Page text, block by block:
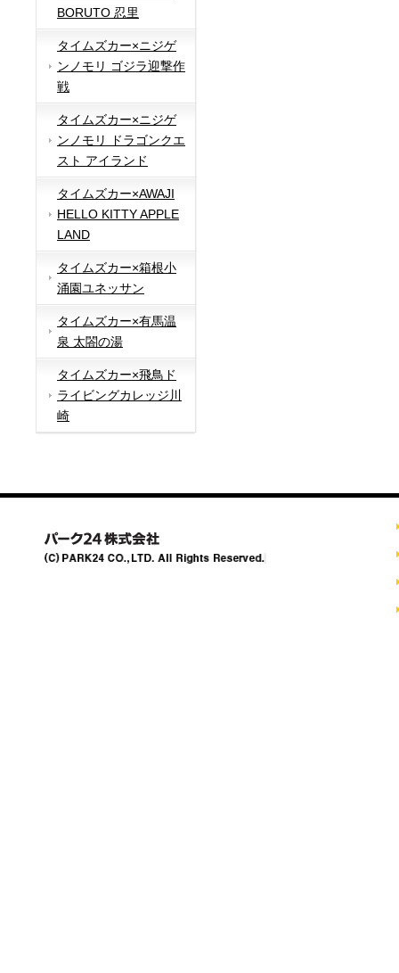
BORUTO 忍里
タイムズカー×ニジゲ
ンノモリ ゴジラ迎撃作
戦
タイムズカー×ニジゲ
ンノモリ ドラゴンクエ
スト アイランド
タイムズカー×AWAJI
HELLO KITTY APPLE
LAND
タイムズカー×箱根小
涌園ユネッサン
タイムズカー×有馬温
泉 太閤の湯
タイムズカー×飛鳥ド
ライビングカレッジ川
崎